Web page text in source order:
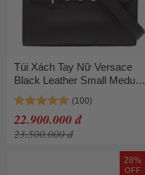
Túi Xách Tay Nữ Versace
Black Leather Small Medusa
95 Tote Màu Đen
22.900.000 đ
23.500.000 đ
28%
OFF